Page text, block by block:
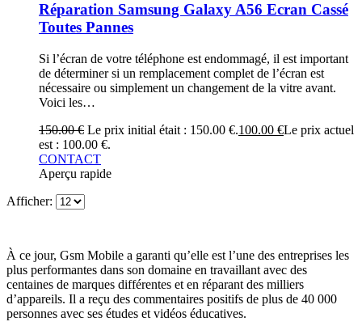
Réparation Samsung Galaxy A56 Ecran Cassé
Toutes Pannes
Si l’écran de votre téléphone est endommagé, il est important
de déterminer si un remplacement complet de l’écran est
nécessaire ou simplement un changement de la vitre avant.
Voici les…
150.00€ Le prix initial était : 150.00 €.100.00 €Le prix actuel
est : 100.00 €.
CONTACT
Aperçu rapide
Afficher:
À ce jour, Gsm Mobile a garanti qu’elle est l’une des entreprises les
plus performantes dans son domaine en travaillant avec des
centaines de marques différentes et en réparant des milliers
d’appareils. Il a reçu des commentaires positifs de plus de 40 000
personnes avec ses études et vidéos éducatives.